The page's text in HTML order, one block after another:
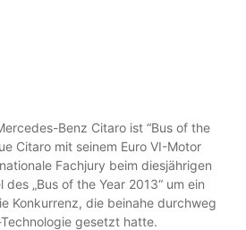
Benz Citaro ist “Bus of the
Citaro mit seinem Euro VI-Motor
Fachjury beim diesjährigen
des „Bus of the Year 2013“ um ein
Konkurrenz, die beinahe durchweg
gesetzt hatte.